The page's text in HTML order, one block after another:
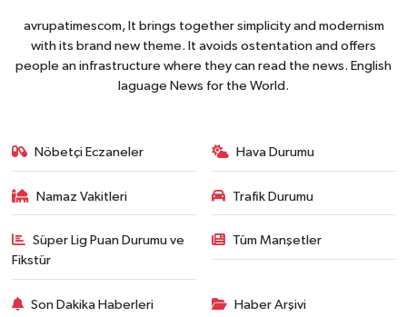
avrupatimescom, It brings together simplicity and modernism
with its brand new theme. It avoids ostentation and offers
people an infrastructure where they can read the news. English
laguage News for the World.
Nöbetçi Eczaneler Hava Durumu
Namaz Vakitleri Trafik Durumu
Süper Lig Puan Durumu ve
Fikstür
Tüm Manşetler
Son Dakika Haberleri Haber Arşivi